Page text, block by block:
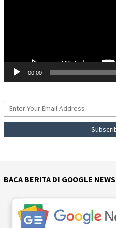
00:00
BACA BERITA DI GOOGLE NEWS